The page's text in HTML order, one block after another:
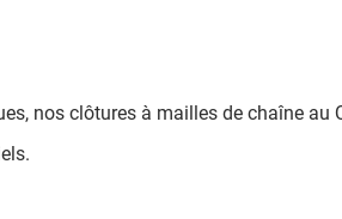
nos clôtures à mailles de chaîne